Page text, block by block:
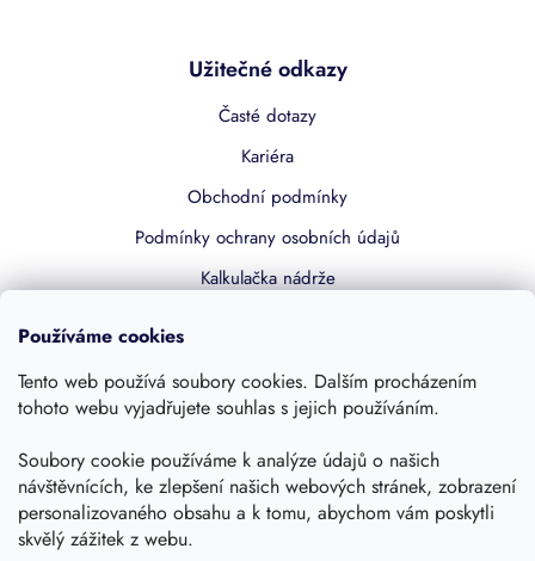
Používáme cookies
Tento web používá soubory cookies. Dalším procházením
tohoto webu vyjadřujete souhlas s jejich používáním.
Soubory cookie používáme k analýze údajů o našich
návštěvnících, ke zlepšení našich webových stránek, zobrazení
personalizovaného obsahu a k tomu, abychom vám poskytli
skvělý zážitek z webu.
Užitečné odkazy
Časté dotazy
Kariéra
Obchodní podmínky
Podmínky ochrany osobních údajů
Kalkulačka nádrže
Kontakty
Sledujte nás